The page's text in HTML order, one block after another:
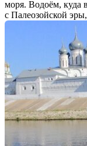
моря. Водоём, куда
с Палеозойской